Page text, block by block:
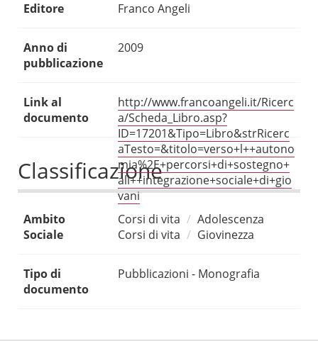
Editore Franco Angeli
Anno di
pubblicazione
2009
Link al
documento
http://www.francoangeli.it/Ricerc
a/Scheda_Libro.asp?
ID=17201&Tipo=Libro&strRicerc
aTesto=&titolo=verso+l++autono
mia%2E+percorsi+di+sostegno+
all++integrazione+sociale+di+gio
vani
Classificazione
Ambito
Sociale
Corsi di vita
Adolescenza
Corsi di vita
Giovinezza
Tipo di
documento
Pubblicazioni - Monografia